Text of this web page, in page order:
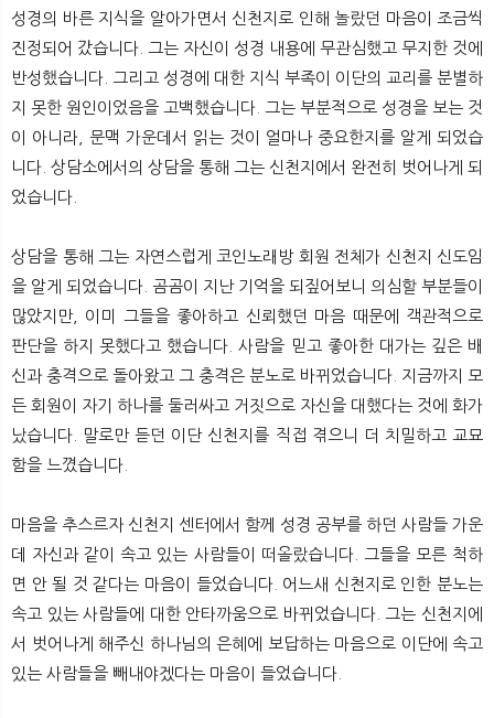
성경의 바른 지식을 알아가면서 신천지로 인해 놀랐던 마음이 조금씩
진정되어 갔습니다. 그는 자신이 성경 내용에 무관심했고 무지한 것에
반성했습니다. 그리고 성경에 대한 지식 부족이 이단의 교리를 분별하
지 못한 원인이었음을 고백했습니다. 그는 부분적으로 성경을 보는 것
이 아니라, 문맥 가운데서 읽는 것이 얼마나 중요한지를 알게 되었습
니다. 상담소에서의 상담을 통해 그는 신천지에서 완전히 벗어나게 되
었습니다.
상담을 통해 그는 자연스럽게 코인노래방 회원 전체가 신천지 신도임
을 알게 되었습니다. 곰곰이 지난 기억을 되짚어보니 의심할 부분들이
많았지만, 이미 그들을 좋아하고 신뢰했던 마음 때문에 객관적으로
판단을 하지 못했다고 했습니다. 사람을 믿고 좋아한 대가는 깊은 배
신과 충격으로 돌아왔고 그 충격은 분노로 바뀌었습니다. 지금까지 모
든 회원이 자기 하나를 둘러싸고 거짓으로 자신을 대했다는 것에 화가
났습니다. 말로만 듣던 이단 신천지를 직접 겪으니 더 치밀하고 교묘
함을 느꼈습니다.
마음을 추스르자 신천지 센터에서 함께 성경 공부를 하던 사람들 가운
데 자신과 같이 속고 있는 사람들이 떠올랐습니다. 그들을 모른 척하
면 안 될 것 같다는 마음이 들었습니다. 어느새 신천지로 인한 분노는
속고 있는 사람들에 대한 안타까움으로 바뀌었습니다. 그는 신천지에
서 벗어나게 해주신 하나님의 은혜에 보답하는 마음으로 이단에 속고
있는 사람들을 빼내야겠다는 마음이 들었습니다.